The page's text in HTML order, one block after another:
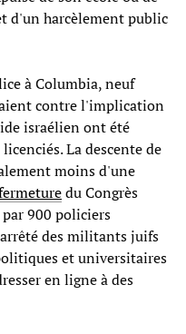
d'un harcèlement public
à Columbia, neuf
contre l'implication
israélien ont été
La descente de
moins d'une
du Congrès
900 policiers
des militants juifs
et universitaires
en ligne à des